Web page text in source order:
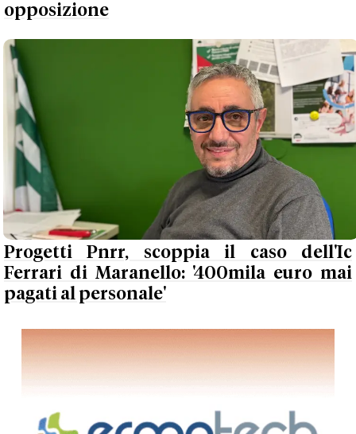
opposizione
Progetti Pnrr, scoppia il caso dell'Ic
Ferrari di Maranello: '400mila euro mai
pagati al personale'